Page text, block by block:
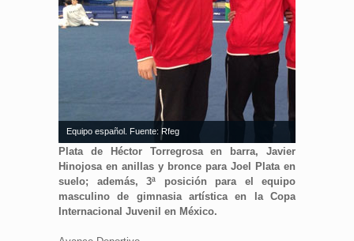
Equipo español. Fuente: Rfeg
Plata de Héctor Torregrosa en barra, Javier
Hinojosa en anillas y bronce para Joel Plata en
suelo; además, 3ª posición para el equipo
masculino de gimnasia artística en la Copa
Internacional Juvenil en México.